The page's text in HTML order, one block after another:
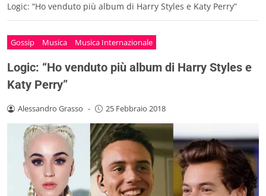
Logic: “Ho venduto più album di Harry Styles e Katy Perry”
Gossip Musica Musica Internazionale
Logic: “Ho venduto più album di Harry Styles e
Katy Perry”
Alessandro Grasso - 25 Febbraio 2018